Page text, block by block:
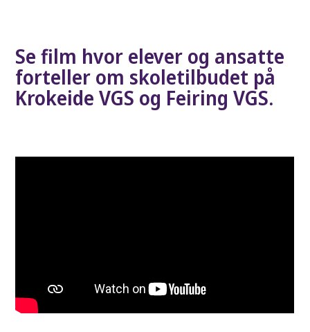
Se film hvor elever og ansatte
forteller om skoletilbudet på
Krokeide VGS og Feiring VGS.